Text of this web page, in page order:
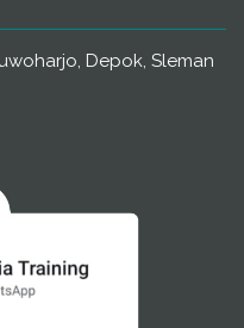
Depok, Sleman